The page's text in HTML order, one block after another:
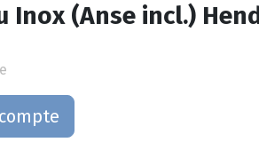
Inox (Anse incl.)